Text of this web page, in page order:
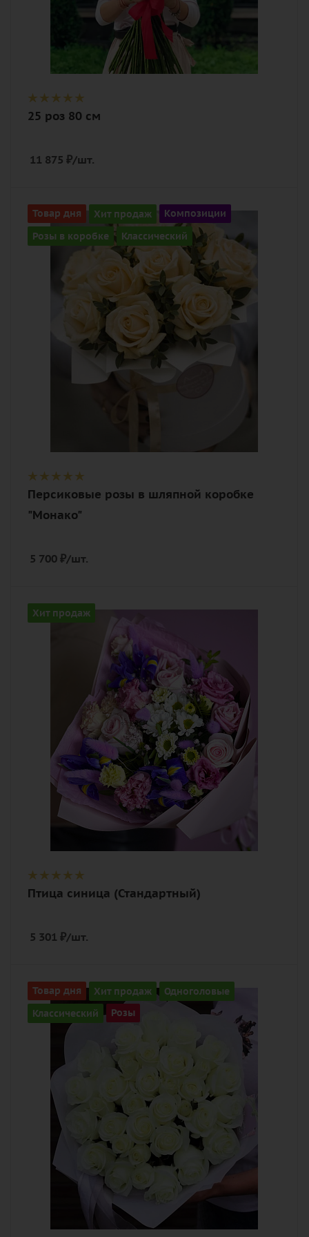
25 роз 80 см
11 875 ₽/шт.
Товар дня Хит продаж Композиции
Розы в коробке Классический
Количество
13
персиковый
Описание
роза, писташ, оазис, лента, шляпная
Персиковые розы в шляпной коробке
"Монако"
5 700 ₽/шт.
Хит продаж
Цвет
белый, нежный, разноцветный,
розовый, фиолетовый
гипсофилы, ирис, лагурус, роза,
хризантема кустовая, эустома
(лизиантус), писташ, лента,
дизайнерская упаковка
Птица синица (Стандартный)
5 301 ₽/шт.
Товар дня Хит продаж
Одноголовые
Классический
Розы
Количество
37
Описание
роза, лента, дизайнерская упаковка